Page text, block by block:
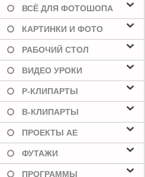
ВСЁ ДЛЯ ФОТОШОПА
КАРТИНКИ И ФОТО
РАБОЧИЙ СТОЛ
ВИДЕО УРОКИ
Р-КЛИПАРТЫ
В-КЛИПАРТЫ
ПРОЕКТЫ AE
ФУТАЖИ
ПРОГРАММЫ